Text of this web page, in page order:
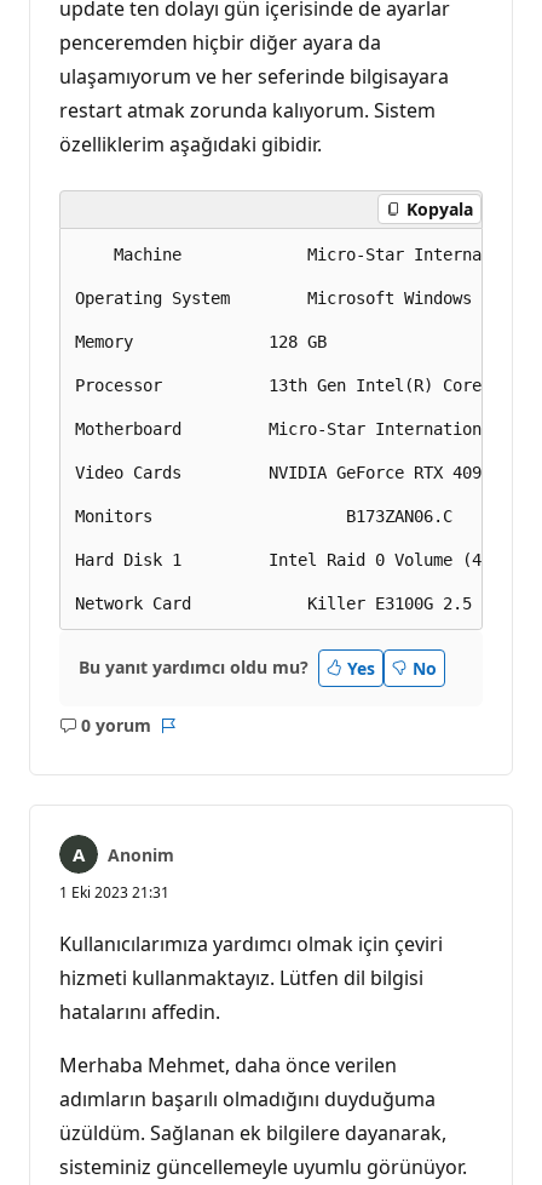
update ten dolayı gün içerisinde de ayarlar
penceremden hiçbir diğer ayara da
ulaşamıyorum ve her seferinde bilgisayara
restart atmak zorunda kalıyorum. Sistem
özelliklerim aşağıdaki gibidir.
Kopyala
    Machine				Micro-Star International Co., Ltd. - Titan GT77HX 13VI
Operating System		Microsoft Windows 11 Home Single Language (64-bit)
Memory				128 GB
Processor			13th Gen Intel(R) Core(TM) i9-13980HX
Motherboard			Micro-Star International Co., Ltd. - MS-17Q2
Video Cards			NVIDIA GeForce RTX 4090 Laptop GPU
Monitors			        B173ZAN06.C
Hard Disk 1			Intel Raid 0 Volume (4,0 TB)
Bu yanıt yardımcı oldu mu? Yes No
0 yorum
Açıklama
Anonim
1 Eki 2023 21:31
Kullanıcılarımıza yardımcı olmak için çeviri
hizmeti kullanmaktayız. Lütfen dil bilgisi
hatalarını affedin.
Merhaba Mehmet, daha önce verilen
adımların başarılı olmadığını duyduğuma
üzüldüm. Sağlanan ek bilgilere dayanarak,
sisteminiz güncellemeyle uyumlu görünüyor.